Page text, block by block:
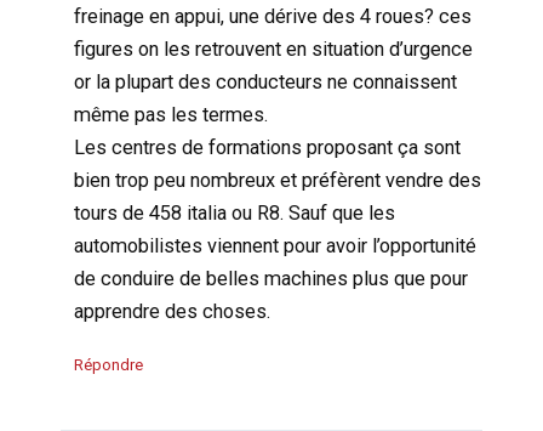
freinage en appui, une dérive des 4 roues? ces
figures on les retrouvent en situation d’urgence
or la plupart des conducteurs ne connaissent
même pas les termes.
Les centres de formations proposant ça sont
bien trop peu nombreux et préfèrent vendre des
tours de 458 italia ou R8. Sauf que les
automobilistes viennent pour avoir l’opportunité
de conduire de belles machines plus que pour
apprendre des choses.
Répondre